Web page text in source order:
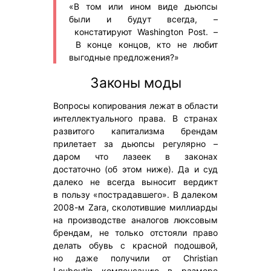
«В том или ином виде дьюпсы
были и будут всегда, –
констатируют Washington Post. –
В конце концов, кто не любит
выгодные предложения?»
Законы моды
Вопросы копирования лежат в области
интеллектуального права. В странах
развитого капитализма брендам
прилетает за дьюпсы регулярно –
даром что лазеек в законах
достаточно (об этом ниже). Да и суд
далеко не всегда выносит вердикт
в пользу «пострадавшего». В далеком
2008-м Zara, сколотившие миллиарды
на производстве аналогов люксовым
брендам, не только отстояли право
делать обувь с красной подошвой,
но даже получили от Christian